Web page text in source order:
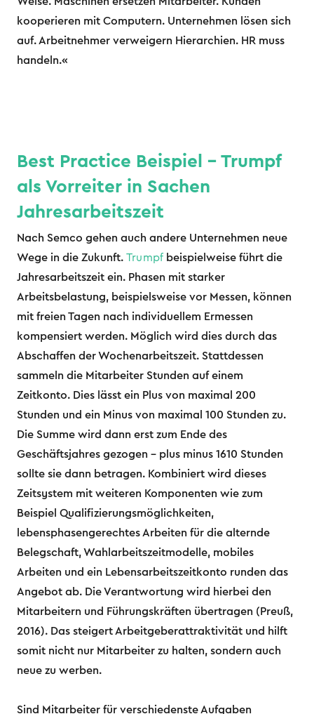
kooperieren mit Computern. Unternehmen lösen sich
auf. Arbeitnehmer verweigern Hierarchien. HR muss
handeln.«
Best Practice Beispiel – Trumpf
als Vorreiter in Sachen
Jahresarbeitszeit
Nach Semco gehen auch andere Unternehmen neue
Wege in die Zukunft. Trumpf beispielweise führt die
Jahresarbeitszeit ein. Phasen mit starker
Arbeitsbelastung, beispielsweise vor Messen, können
mit freien Tagen nach individuellem Ermessen
kompensiert werden. Möglich wird dies durch das
Abschaffen der Wochenarbeitszeit. Stattdessen
sammeln die Mitarbeiter Stunden auf einem
Zeitkonto. Dies lässt ein Plus von maximal 200
Stunden und ein Minus von maximal 100 Stunden zu.
Die Summe wird dann erst zum Ende des
Geschäftsjahres gezogen – plus minus 1610 Stunden
sollte sie dann betragen. Kombiniert wird dieses
Zeitsystem mit weiteren Komponenten wie zum
Beispiel Qualifizierungsmöglichkeiten,
lebensphasengerechtes Arbeiten für die alternde
Belegschaft, Wahlarbeitszeitmodelle, mobiles
Arbeiten und ein Lebensarbeitszeitkonto runden das
Angebot ab. Die Verantwortung wird hierbei den
Mitarbeitern und Führungskräften übertragen (Preuß,
2016). Das steigert Arbeitgeberattraktivität und hilft
somit nicht nur Mitarbeiter zu halten, sondern auch
neue zu werben.
Sind Mitarbeiter für verschiedenste Aufgaben